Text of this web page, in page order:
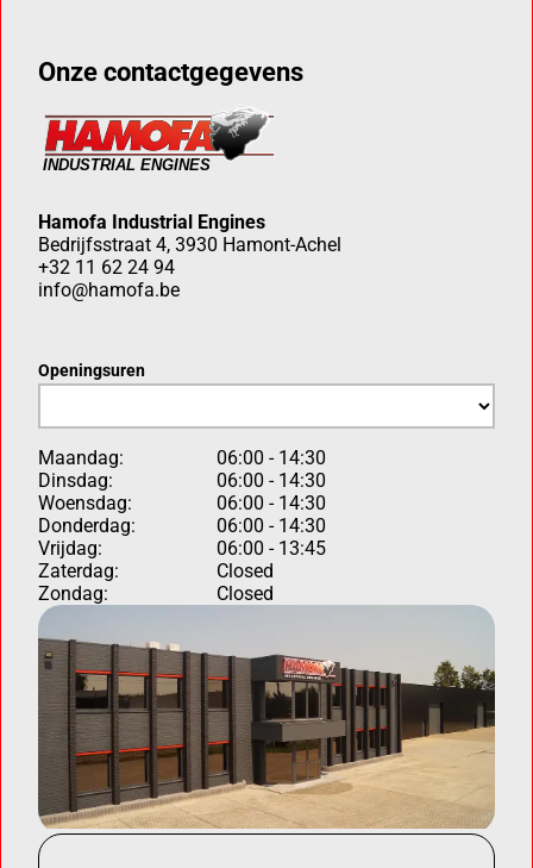
Onze contactgegevens
Hamofa Industrial Engines
Bedrijfsstraat 4, 3930 Hamont-Achel
+32 11 62 24 94
info@hamofa.be
Openingsuren
Maandag:
06:00 - 14:30
Dinsdag:
06:00 - 14:30
Woensdag:
06:00 - 14:30
Donderdag:
06:00 - 14:30
Vrijdag:
06:00 - 13:45
Zaterdag:
Closed
Zondag:
Closed